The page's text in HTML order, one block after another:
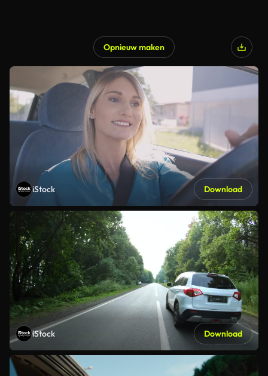
Opnieuw maken
iStock Download
iStock Download